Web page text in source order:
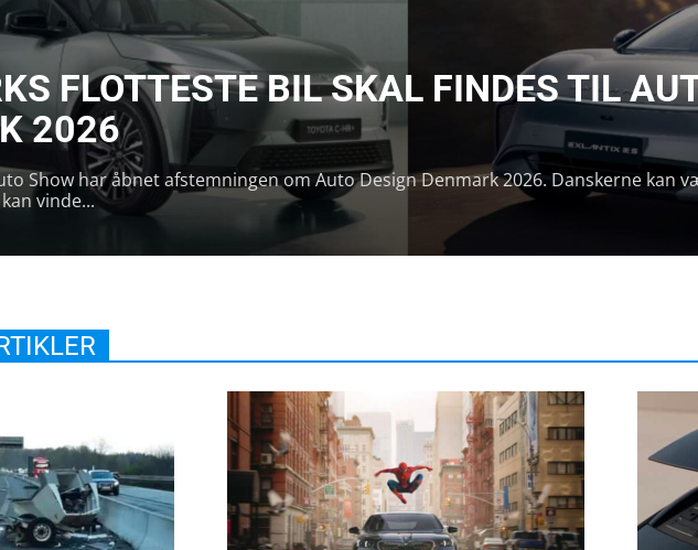
FLOTTESTE BIL SKAL FINDES TIL
2026
Show har åbnet afstemningen om Auto Design Denmark 2026. Danskerne kan
vinde...